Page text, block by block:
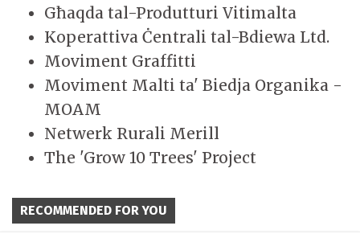
Għaqda tal-Produtturi Vitimalta
Koperattiva Ċentrali tal-Bdiewa Ltd.
Moviment Graffitti
Moviment Malti ta' Biedja Organika -
MOAM
Netwerk Rurali Merill
The 'Grow 10 Trees' Project
RECOMMENDED FOR YOU